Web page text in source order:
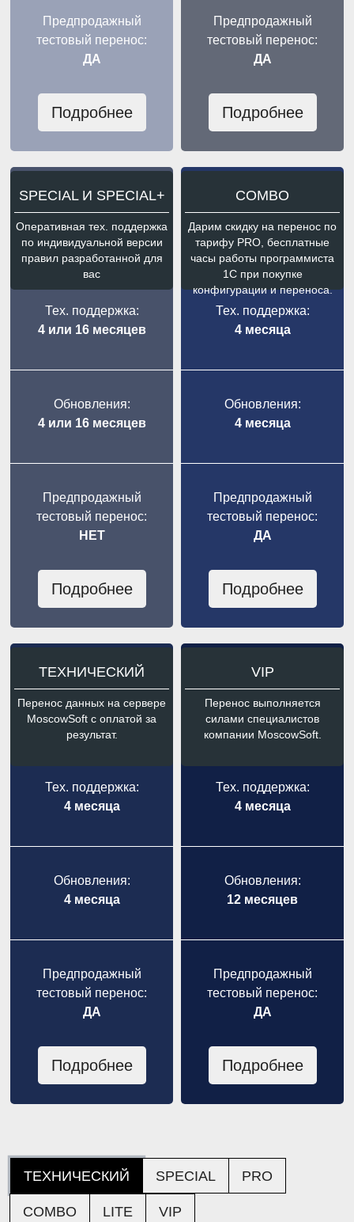
Предпродажный
тестовый перенос:
ДА
Подробнее
Предпродажный
тестовый перенос:
ДА
Подробнее
SPECIAL И SPECIAL+
Оперативная тех. поддержка
по индивидуальной версии
правил разработанной для
вас
Тех. поддержка:
4 или 16 месяцев
Обновления:
4 или 16 месяцев
Предпродажный
тестовый перенос:
НЕТ
Подробнее
COMBO
Дарим скидку на перенос по
тарифу PRO, бесплатные
часы работы программиста
1С при покупке
конфигурации и переноса.
Тех. поддержка:
4 месяца
Обновления:
4 месяца
Предпродажный
тестовый перенос:
ДА
Подробнее
ТЕХНИЧЕСКИЙ
Перенос данных на сервере
MoscowSoft с оплатой за
результат.
Тех. поддержка:
4 месяца
Обновления:
4 месяца
Предпродажный
тестовый перенос:
ДА
Подробнее
VIP
Перенос выполняется
силами специалистов
компании MoscowSoft.
Тех. поддержка:
4 месяца
Обновления:
12 месяцев
Предпродажный
тестовый перенос:
ДА
Подробнее
ТЕХНИЧЕСКИЙ SPECIAL PRO
COMBO LITE VIP